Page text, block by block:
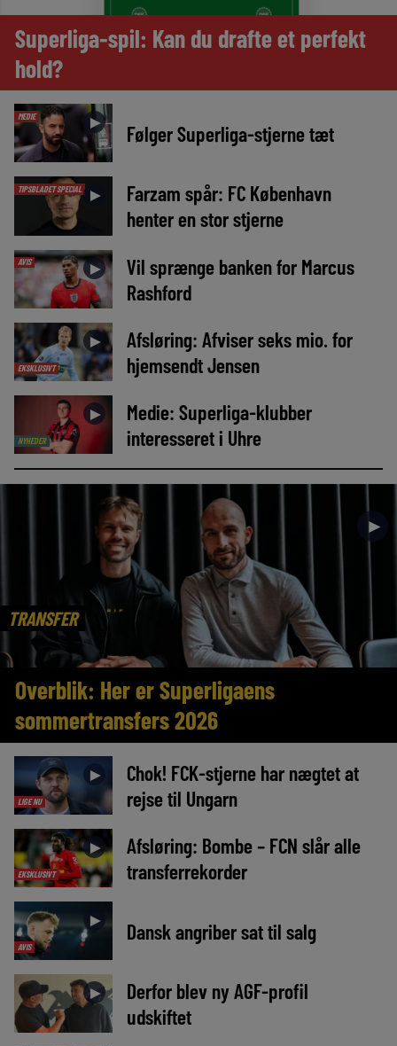
Superliga-spil: Kan du drafte et perfekt
hold?
MEDIE ► Følger Superliga-stjerne tæt
TIPSBLADET SPECIAL ►
Farzam spår: FC København
henter en stor stjerne
AVIS ►
Vil sprænge banken for Marcus
Rashford
EKSKLUSIVT
►
Afsløring: Afviser seks mio. for
hjemsendt Jensen
NYHEDER
►
Medie: Superliga-klubber
interesseret i Uhre
TRANSFER
►
Overblik: Her er Superligaens
sommertransfers 2026
LIGE NU
►
Chok! FCK-stjerne har nægtet at
rejse til Ungarn
EKSKLUSIVT
►
Afsløring: Bombe – FCN slår alle
transferrekorder
AVIS
► Dansk angriber sat til salg
►
Derfor blev ny AGF-profil
udskiftet